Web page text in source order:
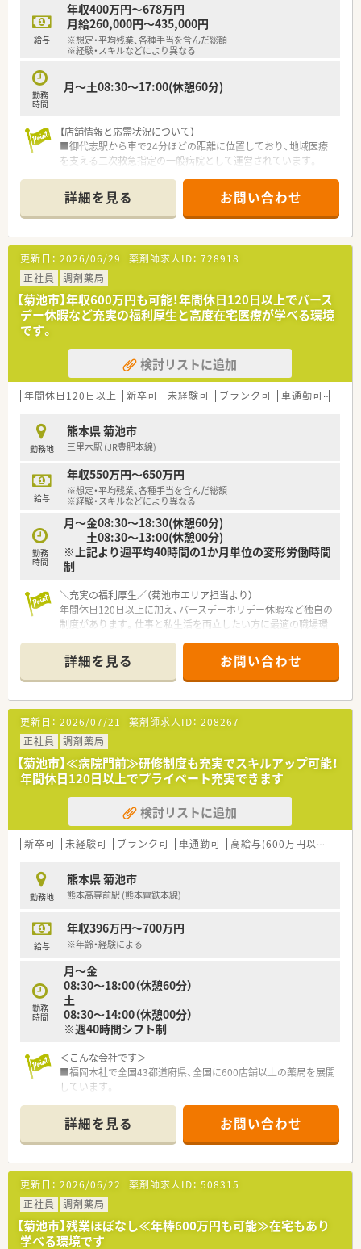
給与
年収400万円～678万円
月給260,000円～435,000円
※想定・平均残業、各種手当を含んだ総額
※経験・スキルなどにより異なる
勤務
時間
月～土08:30～17:00(休憩60分)
【店舗情報と応需状況について】
■御代志駅から車で24分ほどの距離に位置しており、地域医療
を支える二次救急指定の一般病院として運営されています。
幅広い処方箋に触れながら専門知識を深めることが可能です。
■現在は欠員補充による急募案件となっており、勤務薬剤師の人
数など詳細については別途お問い合わせをお待ちしています。
【募集背景と求める人物像について】
■今回は欠員に伴う補充のための急募案件であり、すぐにでも業
務に貢献いただける意欲的な方を優先して採用する方針です。
■未経験の方やブランクがある方の応募も歓迎しており、新しい
環境で一から病院薬剤師のスキルを磨きたい方を募集します。
■調剤業務から病棟業務まで多岐にわたる役割を担うため、周囲
す。
【法人特徴について】
■日本病院総合診療医学会の認定施設に指定されており、教育体
■熊本大学医学部の学外教育協力施設としての役割も担ってお
り、次世代の医療従事者を育成する社会貢献度の高い組織です。
■地域に根ざした医療を提供することを理念に掲げ、一般診療か
ら救急医療まで幅広く対応する体制を整えている法人が運営し
ます。
【求人情報について】
■正社員の募集であり、病院薬剤師としては珍しく年収600万円
という高水準の給与を提示できる可能性のある好条件案件で
す。
■賞与は前年度実績で計3.60ヶ月分が支給されるほか、毎月の資
■退職金制度や確定給付年金制度を完備しており、将来を見据え
て長く安定して働きたい薬剤師の方に最適な待遇が揃っていま
す。
詳細を見る お問い合わせ
更新日： 2026/06/29 薬剤師求人ID： 728918
正社員
調剤薬局
【菊池市】年収600万円も可能！年間休日120日以上でバース
デー休暇など充実の福利厚生と高度在宅医療が学べる環境
です。
検討リストに追加
年間休日120日以上 新卒可 未経験可 ブランク可 車通勤可
勤務地
熊本県 菊池市
三里木駅 (JR豊肥本線)
給与
年収550万円～650万円
※想定・平均残業、各種手当を含んだ総額
※経験・スキルなどにより異なる
勤務
時間
月～金08:30～18:30(休憩60分)
土08:30～13:00(休憩00分)
※上記より週平均40時間の1か月単位の変形労働時間
制
＼充実の福利厚生／（菊池市エリア担当より）
年間休日120日以上に加え、バースデーホリデー休暇など独自の
制度があります。仕事と私生活を両立したい方に最適の職場環
【店舗情報と応需状況について】
■こちらの薬局は、1日あたり60枚から70枚ほどの処方箋を安定
して応需しております。
■地域密着型の店舗であり、施設や個人宅を対象とした在宅医療
に特化している点が特徴です。
■最寄りの三里木駅から車で25分ほどの立地にあり、マイカー
での通勤が非常に便利です。
【募集背景と求める人物像について】
■今回は欠員補充のための募集となっており、即戦力として活躍
していただける方を求めています。
■在宅医療の現場で多くの患者様と深く関わり、地域貢献に意欲
を持って取り組める方を歓迎します。
成長していきたい方を募集しています。
【法人特徴について】
薬局を広く展開するグループです。
■熊本大学大学院の博士課程における実習施設に認定されてお
■学会での発表実績が豊富にあり、かかりつけ薬局や健康サポー
トなどの分野で実績を残しています。
詳細を見る お問い合わせ
更新日： 2026/07/21 薬剤師求人ID： 208267
正社員
調剤薬局
【菊池市】≪病院門前≫研修制度も充実でスキルアップ可能！
年間休日120日以上でプライベート充実できます
検討リストに追加
新卒可 未経験可 ブランク可 車通勤可 高給与(600万円以上)
勤務地
熊本県 菊池市
熊本高専前駅 (熊本電鉄本線)
給与
年収396万円～700万円
※年齢・経験による
勤務
時間
月～金
08:30～18:00（休憩60分）
土
08:30～14:00（休憩00分）
※週40時間シフト制
＜こんな会社です＞
■福岡本社で全国43都道府県、全国に600店舗以上の薬局を展開
しています。
コミュニケーションを図っています。
■全国転勤がないエリア社員もありますので、地元で長く勤務す
る事も可能です。
（異動・転勤について）
①全国勤務社員：全店舗を対象とした異動が可能な社員
②エリア社員：限定した地区内での転居を伴う異動が可能な社員
③薬剤師職Ⅲ（ローカル社員）：転居を伴う異動がない社員から選
択可能です。
※①②は借上社宅が適用、③は住宅補助手当もございます。
詳細を見る お問い合わせ
更新日： 2026/06/22 薬剤師求人ID： 508315
正社員
調剤薬局
【菊池市】残業ほぼなし≪年棒600万円も可能≫在宅もあり
学べる環境です